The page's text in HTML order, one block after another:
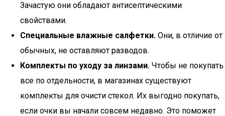
Зачастую они обладают антисептическими
свойствами.
Специальные влажные салфетки. Они, в отличие от
обычных, не оставляют разводов.
Комплекты по уходу за линзами. Чтобы не покупать
все по отдельности, в магазинах существуют
комплекты для очисти стекол. Их выгодно покупать,
если очки вы начали совсем недавно. Это поможет